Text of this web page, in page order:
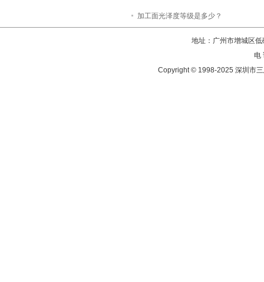
加工面光泽度等级是多少？
地址：广州市增城区
电
Copyright © 1998-2025 深圳市